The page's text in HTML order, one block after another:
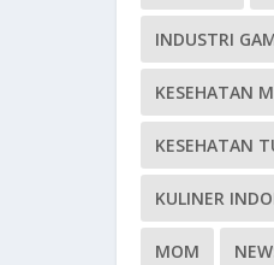
INDUSTRI
KESEHATAN
KESEHATAN
KULINER
MOM